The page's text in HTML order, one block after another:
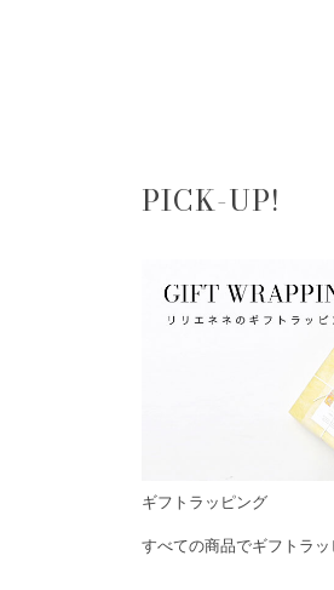
PICK-UP!
ギフトラッピング
すべての商品でギフトラッ